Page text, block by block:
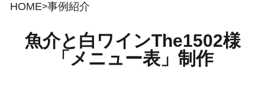
HOME 事例紹介
魚介と白ワインThe1502様
「メニュー表」制作